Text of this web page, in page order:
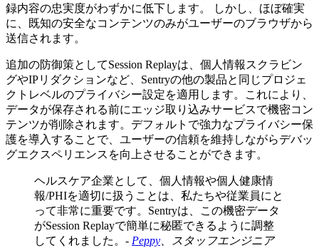
録内容の忠実度がわずかに低下します。 しかし、ほぼ確実
に、既知の安全なコンテンツのみがユーザーのブラウザから
送信されます。
追加の防御策としてSession Replayは、個人情報スクラビン
グやIPリダクションなど、Sentryの他の製品と同じプロジェ
クトレベルのプライバシー設定を適用します。これにより、
データが保存される前にエッジ取り込みサービスで機密コン
テンツが削除されます。デフォルトで強力なプライバシー保
護を導入することで、ユーザーの信頼を維持しながらデバッ
グエクスペリエンスを向上させることができます。
ヘルスケア企業として、個人情報や個人健康情
報/PHIを適切に扱うことは、私たちや従業員にと
って非常に重要です。Sentryは、この機密データ
がSession Replayで簡単に秘匿できるように調整
してくれました。- Peppy、スタッフエンジニア